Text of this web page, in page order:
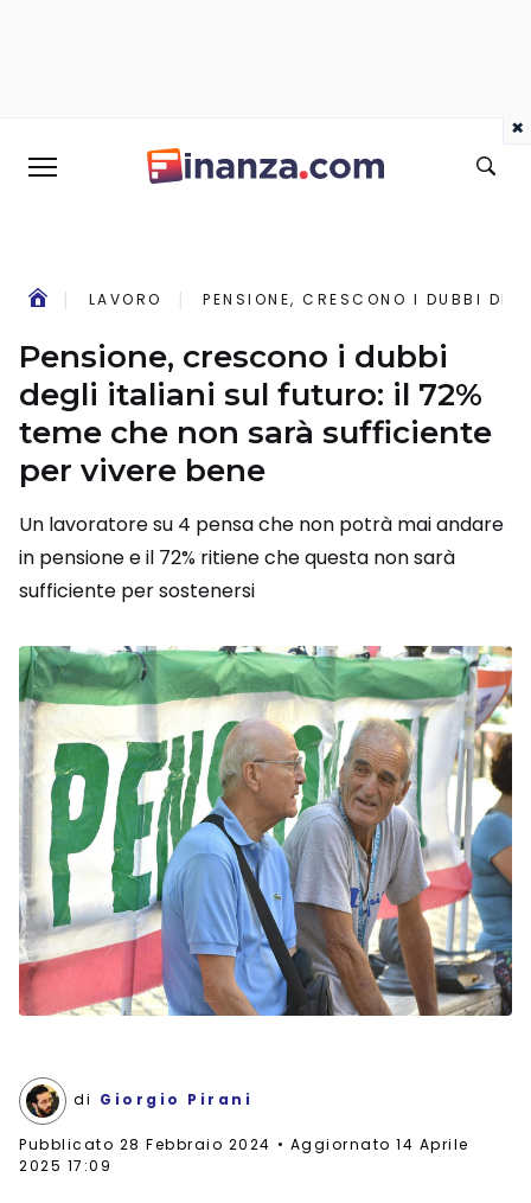
LAVORO PENSIONE, CRESCONO I DUBBI
Pensione, crescono i dubbi
degli italiani sul futuro: il 72%
teme che non sarà sufficiente
per vivere bene
Un lavoratore su 4 pensa che non potrà mai andare
in pensione e il 72% ritiene che questa non sarà
sufficiente per sostenersi
di Giorgio Pirani
Pubblicato 28 Febbraio 2024
Aggiornato 14 Aprile
2025 17:09
×